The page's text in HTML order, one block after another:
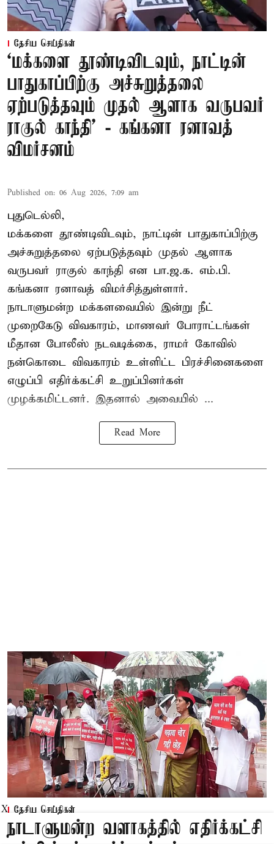
தேசிய செய்திகள்
‘மக்களை தூண்டிவிடவும், நாட்டின்
பாதுகாப்பிற்கு அச்சுறுத்தலை
ஏற்படுத்தவும் முதல் ஆளாக வருபவர்
ராகுல் காந்தி’ - கங்கனா ரனாவத்
விமர்சனம்
Published on: 06 Aug 2026, 7:09 am
புதுடெல்லி,
மக்களை தூண்டிவிடவும், நாட்டின் பாதுகாப்பிற்கு
அச்சுறுத்தலை ஏற்படுத்தவும் முதல் ஆளாக
வருபவர் ராகுல் காந்தி என பா.ஜ.க. எம்.பி.
கங்கனா ரனாவத் விமர்சித்துள்ளார்.
நாடாளுமன்ற மக்களவையில் இன்று நீட்
முறைகேடு விவகாரம், மாணவர் போராட்டங்கள்
மீதான போலீஸ் நடவடிக்கை, ராமர் கோவில்
நன்கொடை விவகாரம் உள்ளிட்ட பிரச்சினைகளை
எழுப்பி எதிர்க்கட்சி உறுப்பினர்கள்
முழக்கமிட்டனர். இதனால் அவையில் ...
Read More
தேசிய செய்திகள்
நாடாளுமன்ற வளாகத்தில் எதிர்க்கட்சி
X